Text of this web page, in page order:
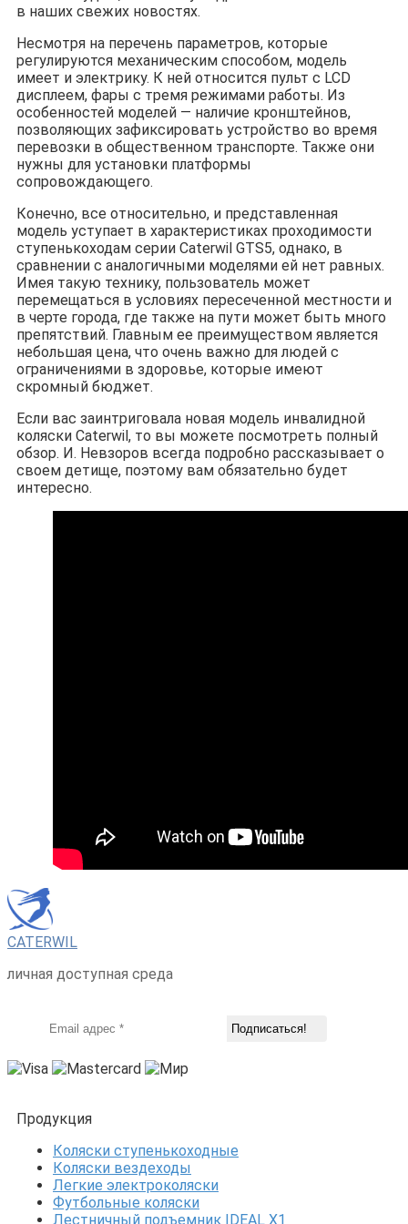
в наших свежих новостях.
Несмотря на перечень параметров, которые
регулируются механическим способом, модель
имеет и электрику. К ней относится пульт с LCD
дисплеем, фары с тремя режимами работы. Из
особенностей моделей — наличие кронштейнов,
позволяющих зафиксировать устройство во время
перевозки в общественном транспорте. Также они
нужны для установки платформы
сопровождающего.
Конечно, все относительно, и представленная
модель уступает в характеристиках проходимости
ступенькоходам серии Caterwil GTS5, однако, в
сравнении с аналогичными моделями ей нет равных.
Имея такую технику, пользователь может
перемещаться в условиях пересеченной местности и
в черте города, где также на пути может быть много
препятствий. Главным ее преимуществом является
небольшая цена, что очень важно для людей с
ограничениями в здоровье, которые имеют
скромный бюджет.
Если вас заинтриговала новая модель инвалидной
коляски Caterwil, то вы можете посмотреть полный
обзор. И. Невзоров всегда подробно рассказывает о
своем детище, поэтому вам обязательно будет
интересно.
CATERWIL
личная доступная среда
Продукция
Коляски ступенькоходные
Коляски вездеходы
Легкие электроколяски
Футбольные коляски
Лестничный подъемник IDEAL X1